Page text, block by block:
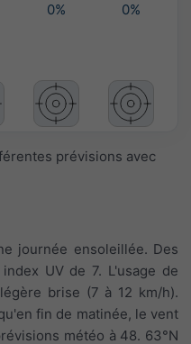
0% 0%
prévisions avec
journée ensoleillée. Des
UV de 7. L'usage de
brise (7 à 12 km/h).
fin de matinée, le vent
météo à 48. 63°N